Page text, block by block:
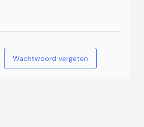
Wachtwoord vergeten